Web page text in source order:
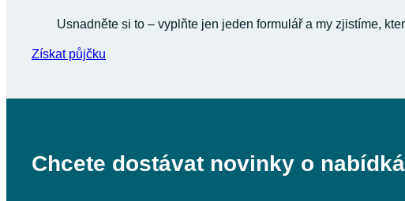
Usnadněte si to – vyplňte jen jeden formulář a my zjistíme,
Získat půjčku
Chcete dostávat novinky o